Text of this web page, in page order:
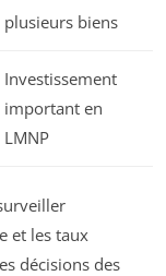
plusieurs biens
Investissement
important en
LMNP
et les taux
décisions des